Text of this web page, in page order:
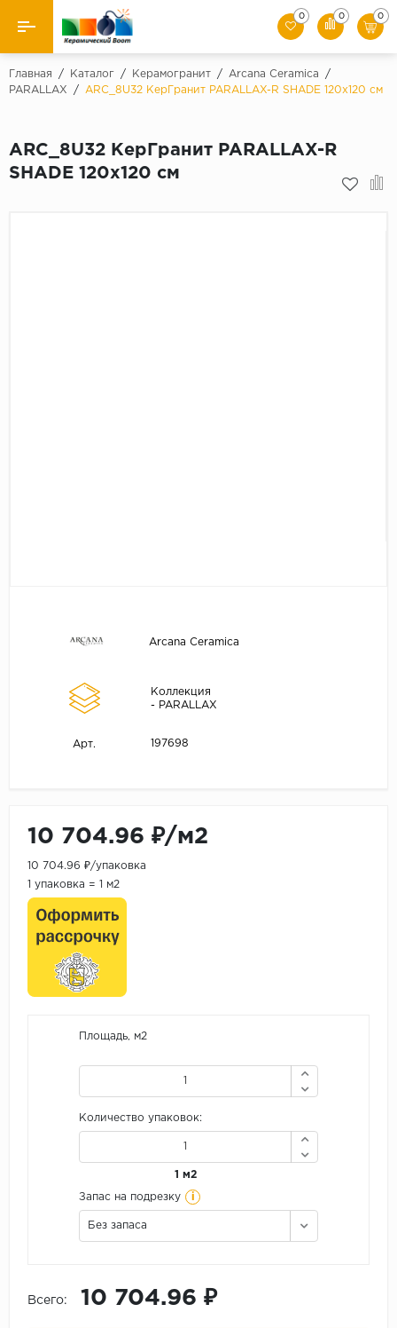
Назад
Керамическая плитка
0 0 0
Главная / Каталог / Керамогранит / Arcana Ceramica
/
PARALLAX
/ ARC_8U32 КерГранит PARALLAX-R SHADE 120x120 см
ARC_8U32 КерГранит PARALLAX-R
SHADE 120x120 см
Arcana Ceramica
Коллекция
- PARALLAX
Арт. 197698
10 704.96 ₽/м2
10 704.96 ₽/упаковка
1 упаковка = 1 м2
Площадь, м2
Количество упаковок:
1 м2
Запас на подрезку i
Без запаса
Всего: 10 704.96 ₽